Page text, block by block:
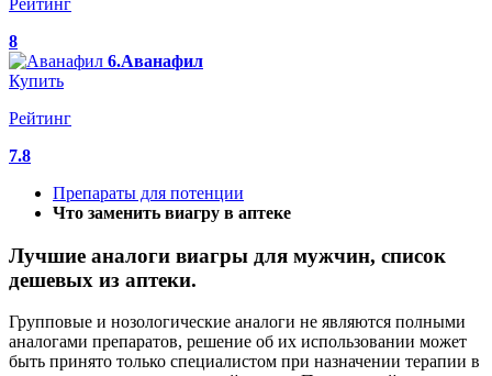
Рейтинг
8
6.Аванафил
Купить
Рейтинг
7.8
Препараты для потенции
Что заменить виагру в аптеке
Лучшие аналоги виагры для мужчин, список
дешевых из аптеки.
Групповые и нозологические аналоги не являются полными
аналогами препаратов, решение об их использовании может
быть принято только специалистом при назначении терапии в